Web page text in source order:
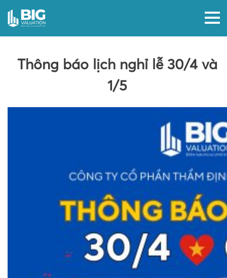
Thông báo lịch nghỉ lễ 30/4 và
1/5